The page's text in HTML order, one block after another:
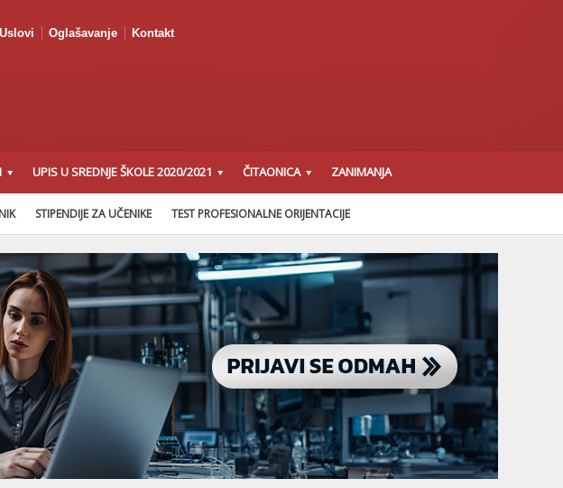
Uslovi Oglašavanje Kontakt
UPIS U SREDNJE ŠKOLE 2020/2021 ČITAONICA ZANIMANJA
STIPENDIJE ZA UČENIKE TEST PROFESIONALNE ORIJENTACIJE